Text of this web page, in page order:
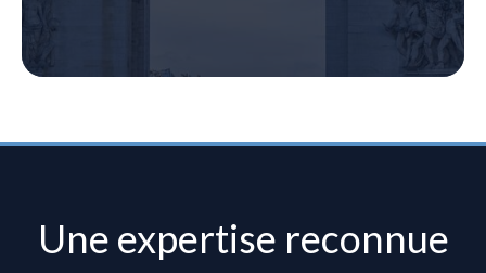
Une expertise reconnue